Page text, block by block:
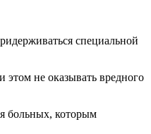
специальной
не оказывать вредного
больных, которым